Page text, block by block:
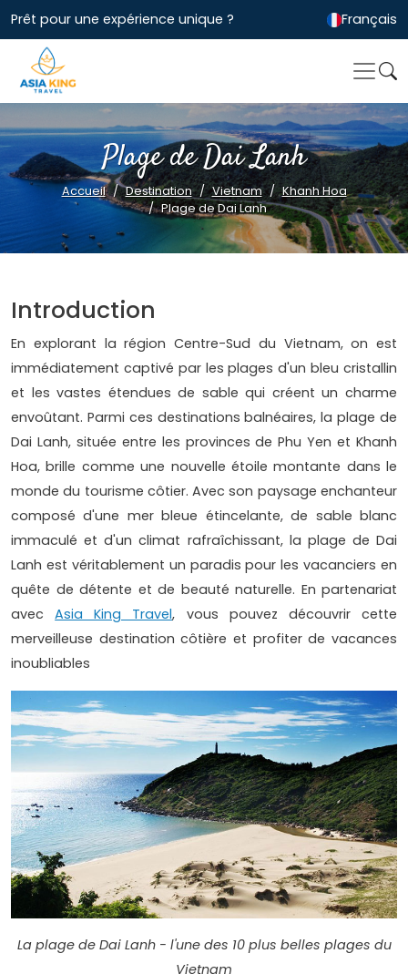
Prêt pour une expérience unique ? Français
Plage de Dai Lanh
Accueil Destination Vietnam
Khanh Hoa
Plage de Dai Lanh
Introduction
En explorant la région Centre-Sud du Vietnam, on est
immédiatement captivé par les plages d'un bleu cristallin
et les vastes étendues de sable qui créent un charme
envoûtant. Parmi ces destinations balnéaires, la plage de
Dai Lanh, située entre les provinces de Phu Yen et Khanh
Hoa, brille comme une nouvelle étoile montante dans le
monde du tourisme côtier. Avec son paysage enchanteur
composé d'une mer bleue étincelante, de sable blanc
immaculé et d'un climat rafraîchissant, la plage de Dai
Lanh est véritablement un paradis pour les vacanciers en
quête de détente et de beauté naturelle. En partenariat
avecAsia King Travel, vous pouvez découvrir cette
merveilleuse destination côtière et profiter de vacances
inoubliables
La plage de Dai Lanh - l'une des 10 plus belles plages du
Vietnam